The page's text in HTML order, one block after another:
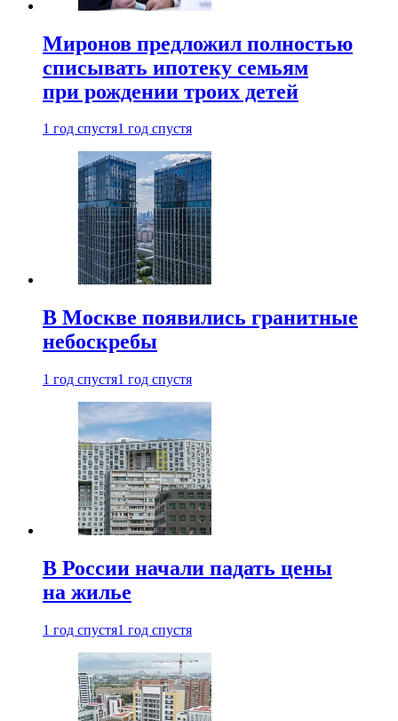
Миронов предложил полностью
списывать ипотеку семьям
при рождении троих детей
1 год спустя1 год спустя
В Москве появились гранитные
небоскребы
1 год спустя1 год спустя
В России начали падать цены
на жилье
1 год спустя1 год спустя